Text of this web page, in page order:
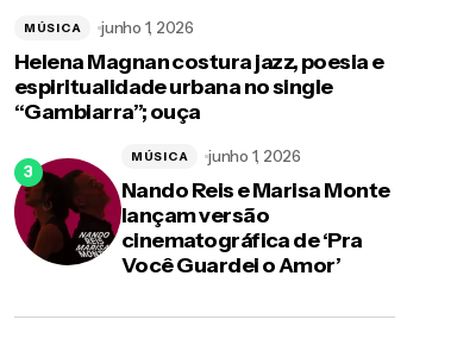
Helena Magnan costura jazz, poesia e
espiritualidade urbana no single
“Gambiarra”; ouça
MÚSICA junho 1, 2026
Nando Reis e Marisa Monte
lançam versão
cinematográfica de ‘Pra
Você Guardei o Amor’
MÚSICA junho 1, 2026